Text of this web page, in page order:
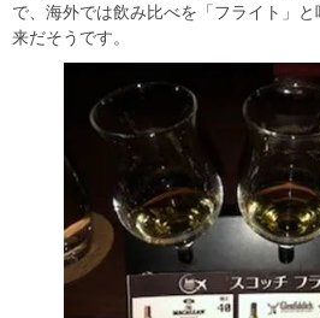
で、海外では飲み比べを「フライト」
来だそうです。